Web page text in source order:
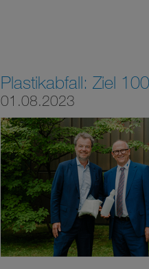
Plastikabfall: Ziel
01.08.2023